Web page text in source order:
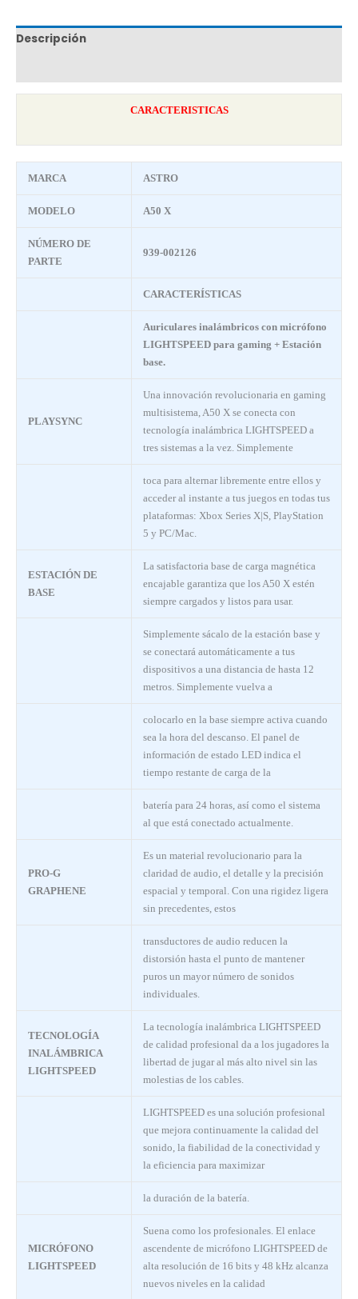
Descripción
CARACTERISTICAS
MARCA ASTRO
MODELO A50 X
NÚMERO DE
PARTE
939-002126
CARACTERÍSTICAS
Auriculares inalámbricos con micrófono
LIGHTSPEED para gaming + Estación
base.
PLAYSYNC
Una innovación revolucionaria en gaming
multisistema, A50 X se conecta con
tecnología inalámbrica LIGHTSPEED a
tres sistemas a la vez. Simplemente
toca para alternar libremente entre ellos y
acceder al instante a tus juegos en todas tus
plataformas: Xbox Series X|S, PlayStation
5 y PC/Mac.
ESTACIÓN DE
BASE
La satisfactoria base de carga magnética
encajable garantiza que los A50 X estén
siempre cargados y listos para usar.
Simplemente sácalo de la estación base y
se conectará automáticamente a tus
dispositivos a una distancia de hasta 12
metros. Simplemente vuelva a
colocarlo en la base siempre activa cuando
sea la hora del descanso. El panel de
información de estado LED indica el
tiempo restante de carga de la
batería para 24 horas, así como el sistema
al que está conectado actualmente.
PRO-G
GRAPHENE
Es un material revolucionario para la
claridad de audio, el detalle y la precisión
espacial y temporal. Con una rigidez ligera
sin precedentes, estos
transductores de audio reducen la
distorsión hasta el punto de mantener
puros un mayor número de sonidos
individuales.
TECNOLOGÍA
INALÁMBRICA
LIGHTSPEED
La tecnología inalámbrica LIGHTSPEED
de calidad profesional da a los jugadores la
libertad de jugar al más alto nivel sin las
molestias de los cables.
LIGHTSPEED es una solución profesional
que mejora continuamente la calidad del
sonido, la fiabilidad de la conectividad y
la eficiencia para maximizar
la duración de la batería.
MICRÓFONO
LIGHTSPEED
Suena como los profesionales. El enlace
ascendente de micrófono LIGHTSPEED de
alta resolución de 16 bits y 48 kHz alcanza
nuevos niveles en la calidad